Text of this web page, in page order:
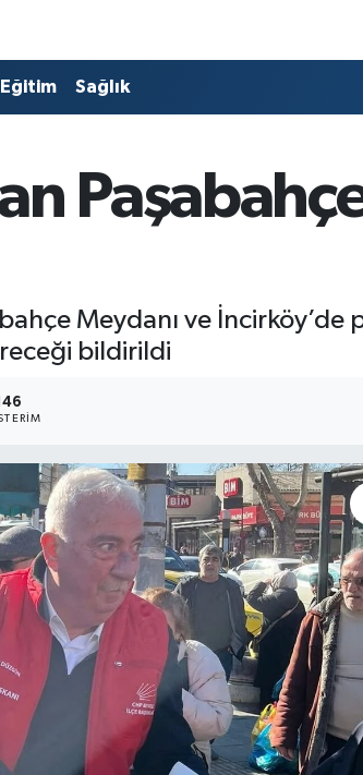
Eğitim Sağlık
Meydanı ve İncirköy’de
bildirildi
146